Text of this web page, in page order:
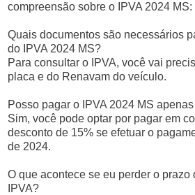
compreensão sobre o IPVA 2024 MS:
Quais documentos são necessários
do IPVA 2024 MS?
Para consultar o IPVA, você vai
placa e do Renavam do veículo.
Posso pagar o IPVA 2024 MS
Sim, você pode optar por pagar em
desconto de 15% se efetuar o
de 2024.
O que acontece se eu perder o prazo
IPVA?